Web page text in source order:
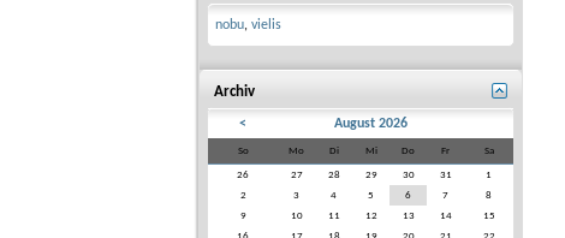
nobu, vielis
Archiv
< August 2026
So Mo Di Mi Do Fr Sa
26 27 28 29 30 31
1
2
3 4 5 6 7
8
9
10 11 12 13 14
15